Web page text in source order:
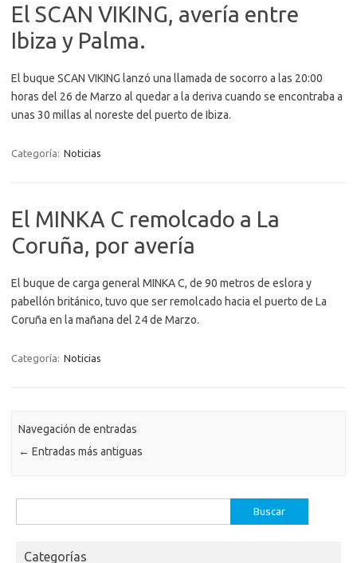
El SCAN VIKING, avería entre
Ibiza y Palma.
El buque SCAN VIKING lanzó una llamada de socorro a las 20:00
horas del 26 de Marzo al quedar a la deriva cuando se encontraba a
unas 30 millas al noreste del puerto de Ibiza.
Categoría: Noticias
El MINKA C remolcado a La
Coruña, por avería
El buque de carga general MINKA C, de 90 metros de eslora y
pabellón británico, tuvo que ser remolcado hacia el puerto de La
Coruña en la mañana del 24 de Marzo.
Categoría: Noticias
Navegación de entradas
← Entradas más antiguas
Categorías